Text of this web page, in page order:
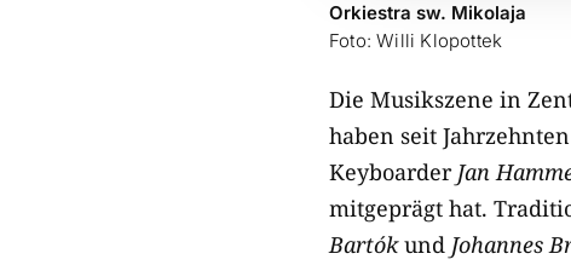
Orkiestra sw. Mikolaja
Foto: Willi Klopottek
Die Musikszene in
haben seit
Keyboarder Jan
mitgeprägt hat.
Bartókund Johannes